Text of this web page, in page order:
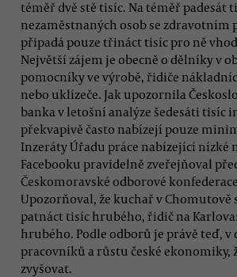
téměř dvě stě tisíc. Na téměř padesát
nezaměstnaných osob se zdravotním
připadá pouze třináct tisíc pro ně
Největší zájem je obecně o dělníky v
pomocníky ve výrobě, řidiče
nebo uklízeče. Jak upozornila
banka v letošní analýze šedesáti tisíc
překvapivě často nabízejí pouze
Inzeráty Úřadu práce nabízející nízké
Facebooku pravidelně zveřejňoval
Českomoravské odborové
Upozorňoval, že kuchař v Chomutově
patnáct tisíc hrubého, řidič na
hrubého. Podle odborů je právě teď, v
pracovníků a růstu české ekonomiky,
zvyšovat.